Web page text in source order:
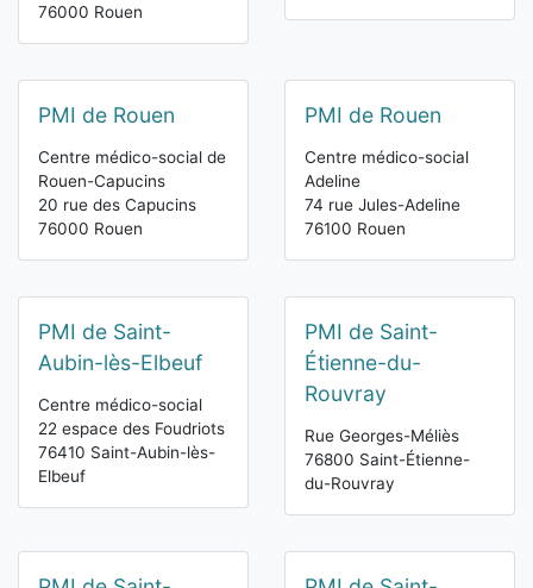
76000 Rouen
PMI de Rouen
Centre médico-social de
Rouen-Capucins
20 rue des Capucins
76000 Rouen
PMI de Rouen
Centre médico-social
Adeline
74 rue Jules-Adeline
76100 Rouen
PMI de Saint-
Aubin-lès-Elbeuf
Centre médico-social
22 espace des Foudriots
76410 Saint-Aubin-lès-
Elbeuf
PMI de Saint-
Étienne-du-
Rouvray
Rue Georges-Méliès
76800 Saint-Étienne-
du-Rouvray